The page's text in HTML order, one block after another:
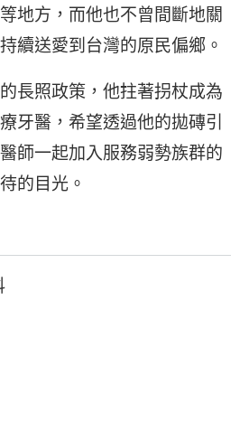
地方，而他也不曾間斷地關
續送愛到台灣的原民偏鄉。
長照政策，他拄著拐杖成為
牙醫，希望透過他的拋磚引
師一起加入服務弱勢族群的
的目光。